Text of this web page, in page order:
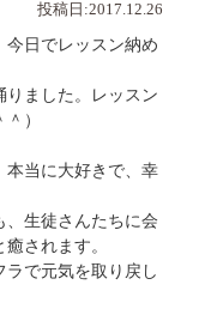
投稿日:2017.12.26
今日でレッスン納め
りました。レッスン
）
本当に大好きで、幸
、生徒さんたちに会
されます。
で元気を取り戻し